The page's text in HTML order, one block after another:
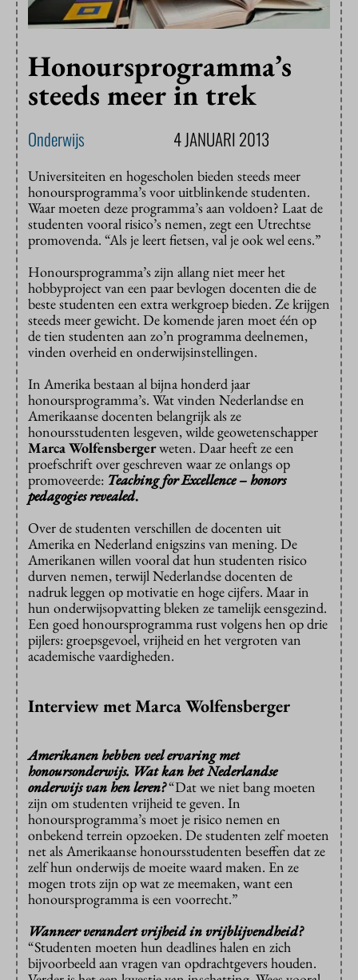
Honoursprogramma’s
steeds meer in trek
Onderwijs 4 JANUARI 2013
Universiteiten en hogescholen bieden steeds meer
honoursprogramma’s voor uitblinkende studenten.
Waar moeten deze programma’s aan voldoen? Laat de
studenten vooral risico’s nemen, zegt een Utrechtse
promovenda. “Als je leert fietsen, val je ook wel eens.”
Honoursprogramma’s zijn allang niet meer het
hobbyproject van een paar bevlogen docenten die de
beste studenten een extra werkgroep bieden. Ze krijgen
steeds meer gewicht. De komende jaren moet één op
de tien studenten aan zo’n programma deelnemen,
vinden overheid en onderwijsinstellingen.
In Amerika bestaan al bijna honderd jaar
honoursprogramma’s. Wat vinden Nederlandse en
Amerikaanse docenten belangrijk als ze
honoursstudenten lesgeven, wilde geowetenschapper
Marca Wolfensbergerweten. Daar heeft ze een
proefschrift over geschreven waar ze onlangs op
promoveerde: Teaching for Excellence – honors
pedagogies revealed.
Over de studenten verschillen de docenten uit
Amerika en Nederland enigszins van mening. De
Amerikanen willen vooral dat hun studenten risico
durven nemen, terwijl Nederlandse docenten de
nadruk leggen op motivatie en hoge cijfers. Maar in
hun onderwijsopvatting bleken ze tamelijk eensgezind.
Een goed honoursprogramma rust volgens hen op drie
pijlers: groepsgevoel, vrijheid en het vergroten van
academische vaardigheden.
Interview met Marca Wolfensberger
Amerikanen hebben veel ervaring met
honoursonderwijs. Wat kan het Nederlandse
onderwijs van hen leren?“Dat we niet bang moeten
zijn om studenten vrijheid te geven. In
honoursprogramma’s moet je risico nemen en
onbekend terrein opzoeken. De studenten zelf moeten
net als Amerikaanse honoursstudenten beseffen dat ze
zelf hun onderwijs de moeite waard maken. En ze
mogen trots zijn op wat ze meemaken, want een
honoursprogramma is een voorrecht.”
Wanneer verandert vrijheid in vrijblijvendheid?
“Studenten moeten hun deadlines halen en zich
bijvoorbeeld aan vragen van opdrachtgevers houden.